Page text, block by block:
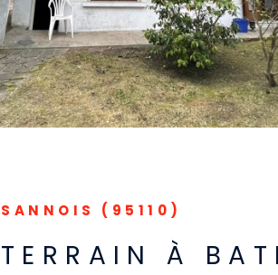
SANNOIS (95110)
TERRAIN À